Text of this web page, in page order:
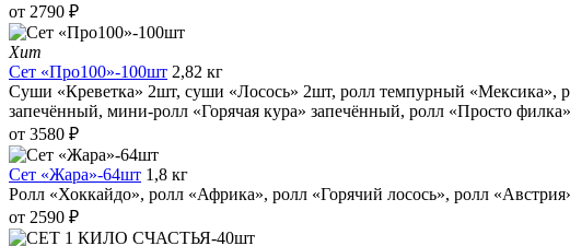
от 2790 ₽
Хит
Сет «Про100»-100шт 2,82 кг
Суши «Креветка» 2шт, суши «Лосось» 2шт, ролл темпурный «Мексика»,
запечённый, мини-ролл «Горячая кура» запечённый, ролл «Просто
от 3580 ₽
Сет «Жара»-64шт 1,8 кг
Ролл «Хоккайдо», ролл «Африка», ролл «Горячий лосось», ролл
от 2590 ₽